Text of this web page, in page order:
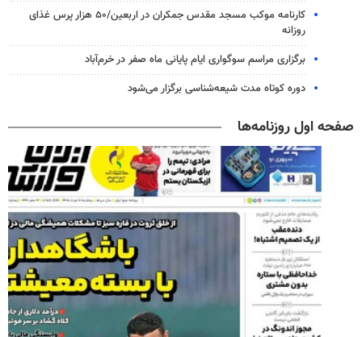
کارنامه موکب مسجد مقدس جمکران در اربعین/۵۰ هزار پرس غذای
روزانه
برگزاری مراسم سوگواری ایام پایانی ماه صفر در خرم‌آباد
دوره کوتاه مدت شیعه‌شناسی برگزار می‌شود
صفحه اول روزنامه‌ها